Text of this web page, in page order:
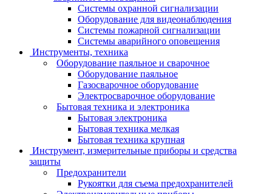
Системы охранной сигнализации
Оборудование для видеонаблюдения
Системы пожарной сигнализации
Системы аварийного оповещения
Инструменты, техника
Оборудование паяльное и сварочное
Оборудование паяльное
Газосварочное оборудование
Электросварочное оборудование
Бытовая техника и электроника
Бытовая электроника
Бытовая техника мелкая
Бытовая техника крупная
Инструмент, измерительные приборы и средства
защиты
Предохранители
Рукоятки для съема предохранителей